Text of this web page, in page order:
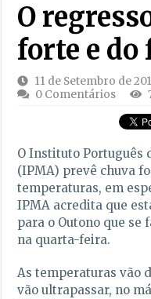
O
forte e do
11 de Setembro de
0 Comentários
O Instituto Português
(IPMA) prevê chuva
temperaturas, em
IPMA acredita que
para o Outono que
na quarta-feira.
As temperaturas vão
vão ultrapassar, no